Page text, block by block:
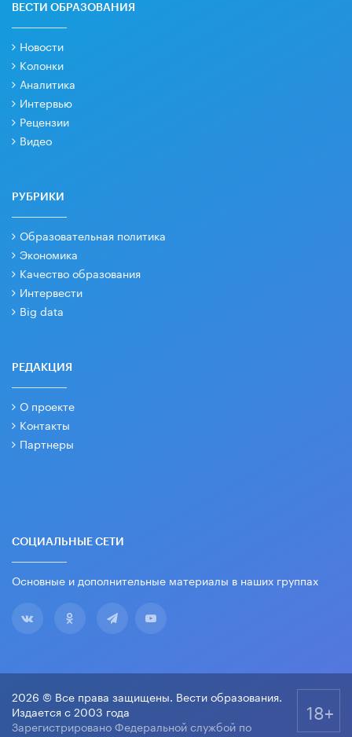
ВЕСТИ ОБРАЗОВАНИЯ
Новости
Колонки
Аналитика
Интервью
Рецензии
Видео
РУБРИКИ
Образовательная политика
Экономика
Качество образования
Интервести
Big data
РЕДАКЦИЯ
О проекте
Контакты
Партнеры
СОЦИАЛЬНЫЕ СЕТИ
Основные и дополнительные материалы в наших группах
2026 © Все права защищены. Вести образования.
Издается с 2003 года
Зарегистрировано Федеральной службой по
18+